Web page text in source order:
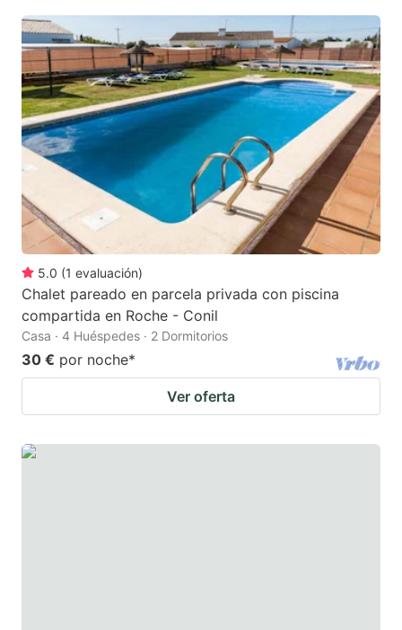
5.0 (1 evaluación)
Chalet pareado en parcela privada con piscina
compartida en Roche - Conil
Casa · 4 Huéspedes · 2 Dormitorios
30 € por noche*
Ver oferta